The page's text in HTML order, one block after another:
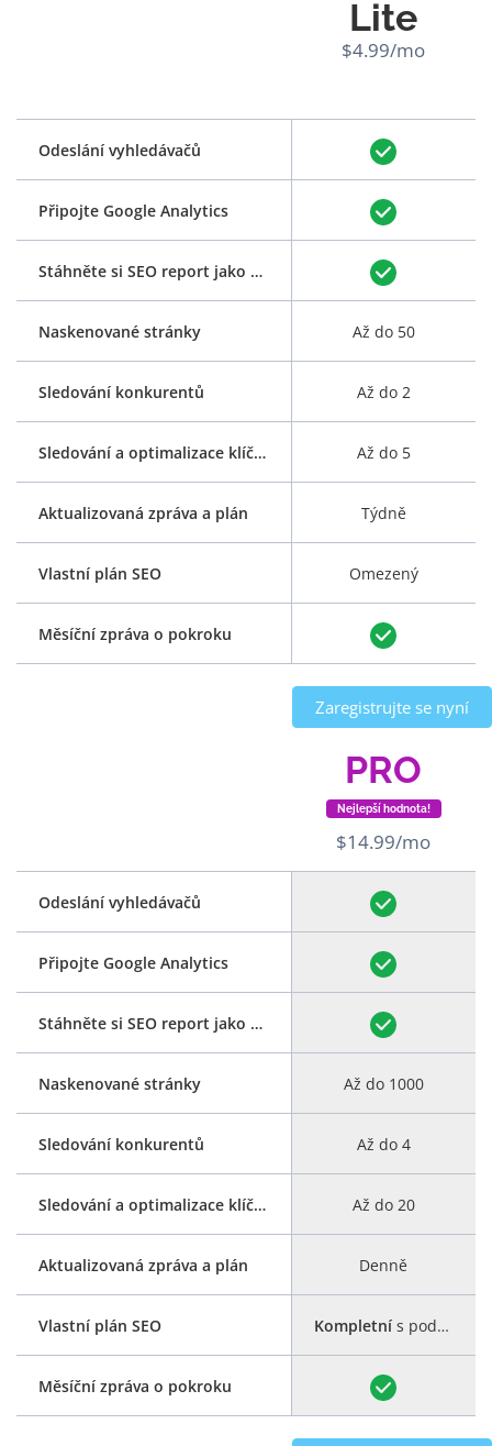
Odeslání vyhledávačů
Připojte Google Analytics
Stáhněte si SEO report jako PDF
Naskenované stránky
Sledování konkurentů
Sledování a optimalizace klíčových slov
Aktualizovaná zpráva a plán
Vlastní plán SEO
Měsíční zpráva o pokroku
Lite
$4.99/mo
Až do 50
Až do 2
Až do 5
Týdně
Omezený
Zaregistrujte se nyní
Odeslání vyhledávačů
Připojte Google Analytics
Stáhněte si SEO report jako PDF
Naskenované stránky
Sledování konkurentů
Sledování a optimalizace klíčových slov
Aktualizovaná zpráva a plán
Vlastní plán SEO
Měsíční zpráva o pokroku
PRO
Nejlepší hodnota!
$14.99/mo
Až do 1000
Až do 4
Až do 20
Denně
Kompletnís podrobným průvodcem